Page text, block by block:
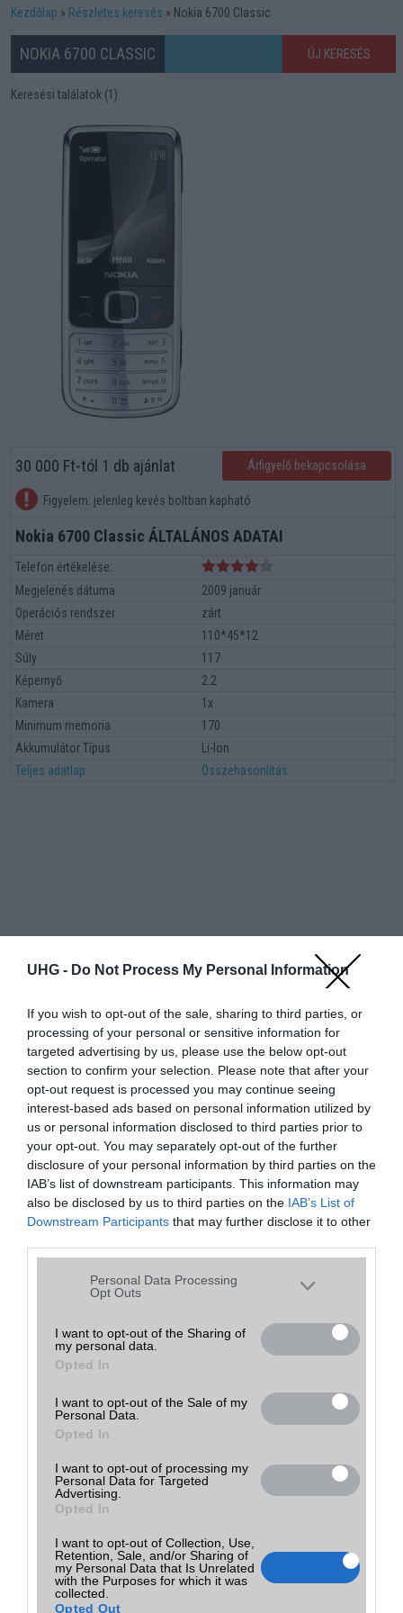
UHG - Do Not Process My Personal Information
If you wish to opt-out of the sale, sharing to third parties, or
processing of your personal or sensitive information for
targeted advertising by us, please use the below opt-out
section to confirm your selection. Please note that after your
opt-out request is processed you may continue seeing
interest-based ads based on personal information utilized by
us or personal information disclosed to third parties prior to
your opt-out. You may separately opt-out of the further
disclosure of your personal information by third parties on the
IAB’s list of downstream participants. This information may
also be disclosed by us to third parties on the IAB’s List of
Downstream Participants that may further disclose it to other
services and may gather and store information including but
grant or deny consent to Google and its third-party tags to
use your data for below specified purposes in below Google
consent section.
Personal Data Processing
Opt Outs
I want to opt-out of the Sharing of
my personal data.
Opted In
I want to opt-out of the Sale of my
Personal Data.
Opted In
I want to opt-out of processing my
Personal Data for Targeted
Advertising.
Opted In
I want to opt-out of Collection, Use,
Retention, Sale, and/or Sharing of
my Personal Data that Is Unrelated
with the Purposes for which it was
collected.
Opted Out
Kezdőlap Részletes keresés Nokia 6700 Classic
NOKIA 6700 CLASSIC ÚJ KERESÉS
Keresési találatok (1)
30 000 Ft-tól 1 db ajánlat Árfigyelő bekapcsolása
Figyelem: jelenleg kevés boltban kapható
Nokia 6700 Classic ÁLTALÁNOS ADATAI
Telefon értékelése:
Megjelenés dátuma
2009 január
Operációs rendszer
zárt
Méret
110*45*12
Súly
117
Képernyő
2.2
Kamera
1x
Minimum memoria
170
Akkumulátor Típus
Li-Ion
Teljes adatlap
Összehasonlítás
Egy oldalon találat
Bolt neve Részletek Állapot Szín Bruttó ár
További ajánlatok
Nelly GSM részletek használt arany 30 000 Ft Tovább a bolthoz
A tíz legjobb okostelefon 5 col alatt
| Phone Arena
Sokan nem rajonganak az évek óta egyre inkább növekvõ kijelzõkért
legyen egy kézzel a mobil és akár a zsebbe is gond nélkül beférjen.
okostelefonjaikat
2023.05.05
| Phone Arena
A legújabb trend az okostelefonok terén az összecsukható telefonok.
több alkalmazást futtassunk, így jobb multitaskerek lehetünk.
A Nokia 500 is 1GHz-en ketyeg